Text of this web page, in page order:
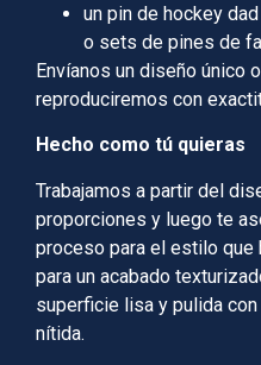
un pin de hockey
o sets de pines de
Envíanos un diseño único
reproduciremos con
Hecho como tú quieras
Trabajamos a partir del
proporciones y luego te
proceso para el estilo
para un acabado
superficie lisa y pulida
nítida.